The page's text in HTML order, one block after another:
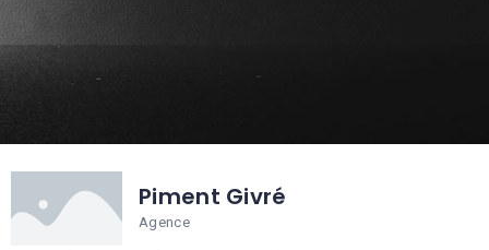
Piment Givré
Agence